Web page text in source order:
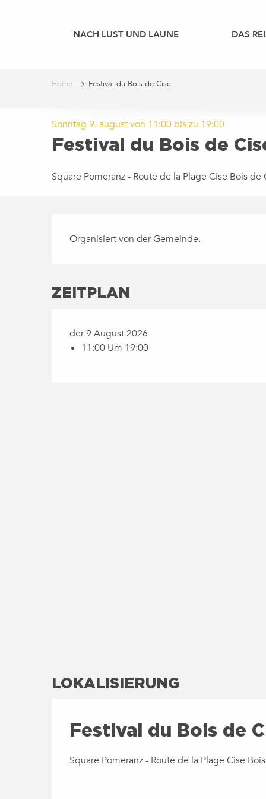
NACH LUST UND LAUNE DAS
Home Festival du Bois de Cise
Sonntag 9. august von 11:00 bis zu 19:00
Festival du Bois de
Square Pomeranz - Route de la Plage Cise Bois
Organisiert von der Gemeinde.
ZEITPLAN
der 9 August 2026
11:00 Um 19:00
LOKALISIERUNG
Festival du Bois de
Square Pomeranz - Route de la Plage Cise